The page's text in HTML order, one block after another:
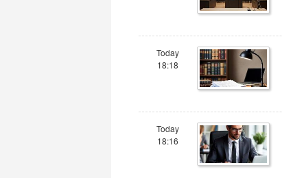
Today
18:18
Today
18:16